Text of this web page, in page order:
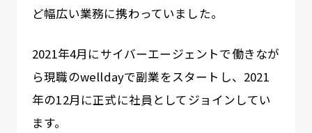
ど幅広い業務に携わっていました。
2021年4月にサイバーエージェントで働きなが
ら現職のwelldayで副業をスタートし、2021
年の12月に正式に社員としてジョインしてい
ます。